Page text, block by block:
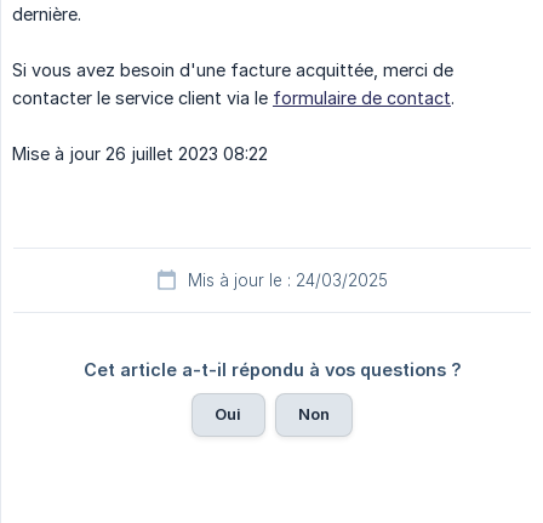
dernière.
Si vous avez besoin d'une facture acquittée, merci de
contacter le service client via le formulaire de contact.
Mise à jour 26 juillet 2023 08:22
Mis à jour le : 24/03/2025
Cet article a-t-il répondu à vos questions ?
Oui Non